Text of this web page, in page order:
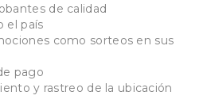
de calidad
el país
como sorteos en sus
pago
y rastreo de la ubicación